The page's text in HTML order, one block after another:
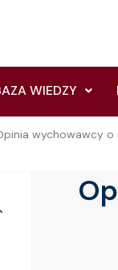
WIEDZY
wychowawcy o